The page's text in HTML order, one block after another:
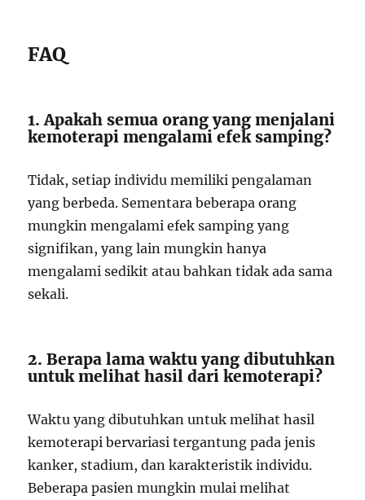
FAQ
1. Apakah semua orang yang menjalani
kemoterapi mengalami efek samping?
Tidak, setiap individu memiliki pengalaman
yang berbeda. Sementara beberapa orang
mungkin mengalami efek samping yang
signifikan, yang lain mungkin hanya
mengalami sedikit atau bahkan tidak ada sama
sekali.
2. Berapa lama waktu yang dibutuhkan
untuk melihat hasil dari kemoterapi?
Waktu yang dibutuhkan untuk melihat hasil
kemoterapi bervariasi tergantung pada jenis
kanker, stadium, dan karakteristik individu.
Beberapa pasien mungkin mulai melihat